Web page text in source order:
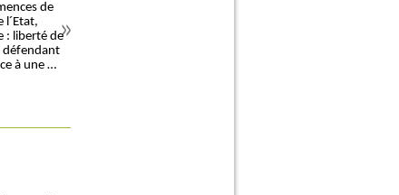
de
l´Etat,
: liberté de
défendant
à une …